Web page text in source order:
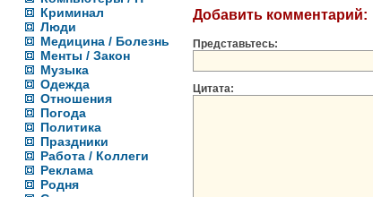
Криминал
Люди
Медицина / Болезнь
Менты / Закон
Музыка
Одежда
Отношения
Погода
Политика
Праздники
Работа / Коллеги
Реклама
Родня
Добавить комментарий:
Представьтесь:
Цитата: